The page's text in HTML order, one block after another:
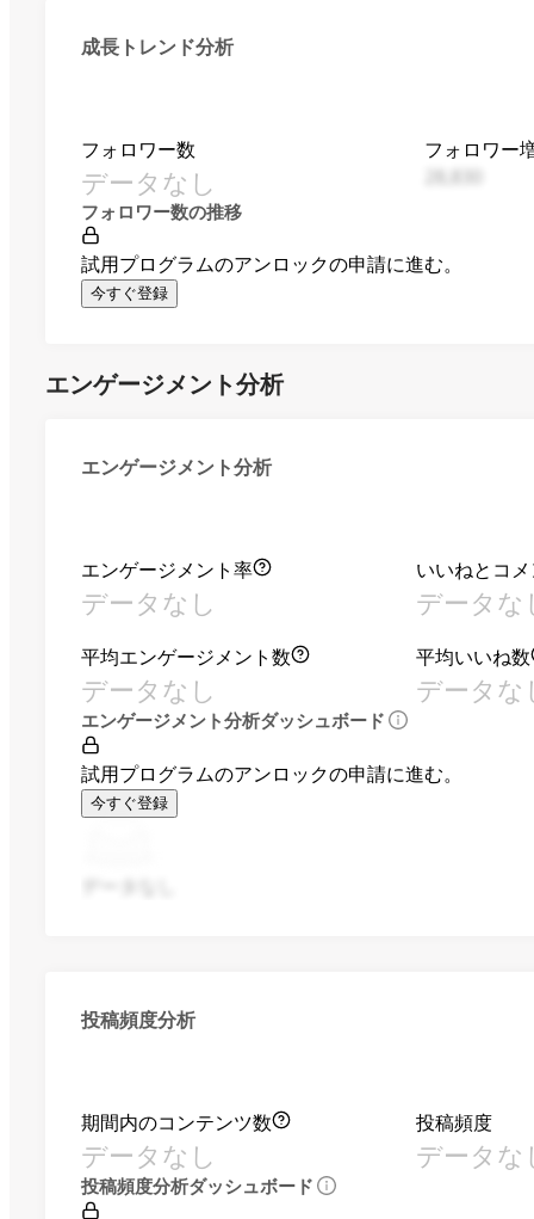
成長トレンド分析
フォロワー数
データなし
フォロワー
フォロワー数の推移
試用プログラムのアンロックの申請に進む。
今すぐ登録
エンゲージメント分析
エンゲージメント分析
エンゲージメント率
データなし
いいねとコ
データな
平均エンゲージメント数
データなし
平均いいね数
データな
エンゲージメント分析ダッシュボード
試用プログラムのアンロックの申請に進む。
今すぐ登録
投稿頻度分析
期間内のコンテンツ数
データなし
投稿頻度
データな
投稿頻度分析ダッシュボード